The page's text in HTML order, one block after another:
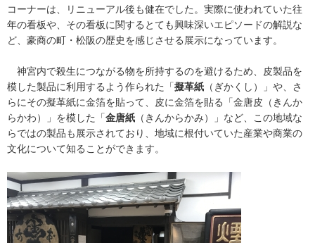
コーナーは、リニューアル後も健在でした。実際に使われていた往
年の看板や、その看板に関するとても興味深いエピソードの解説な
ど、豪商の町・松阪の歴史を感じさせる展示になっています。
神宮内で殺生につながる物を所持するのを避けるため、皮製品を
模した製品に利用するよう作られた「擬革紙 （ぎかくし）」や、さ
らにその擬革紙に金箔を貼って、皮に金箔を貼る「金唐皮（きんか
らかわ）」を模した「金唐紙 （きんからかみ）」など、この地域な
らではの製品も展示されており、地域に根付いていた産業や商業の
文化について知ることができます。